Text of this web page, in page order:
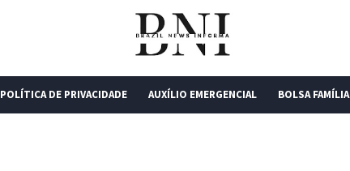
POLÍTICA DE PRIVACIDADE AUXÍLIO EMERGENCIAL BOLSA FAMÍLIA